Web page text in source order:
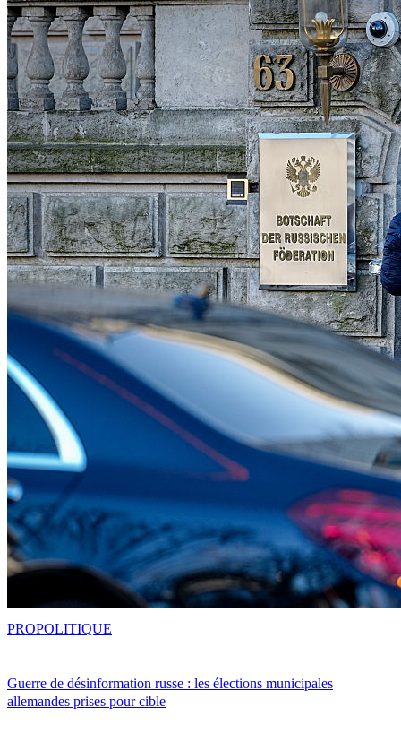
Guerre de désinformation russe : les élections municipales
allemandes prises pour cible
PROPOLITIQUE